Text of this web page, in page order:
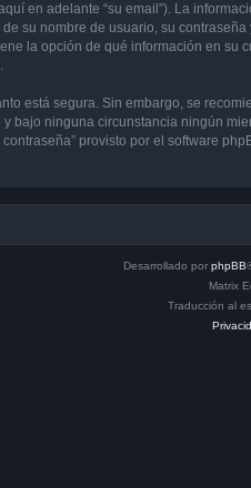
en adelante “su email”). La
su nombre de usuario, su
la opción de qué información en
está segura. Sin embargo, se
bajo ninguna circunstancia ningún
provisto por el software
Desarrollado por phpBB
Matrix
Traducción al